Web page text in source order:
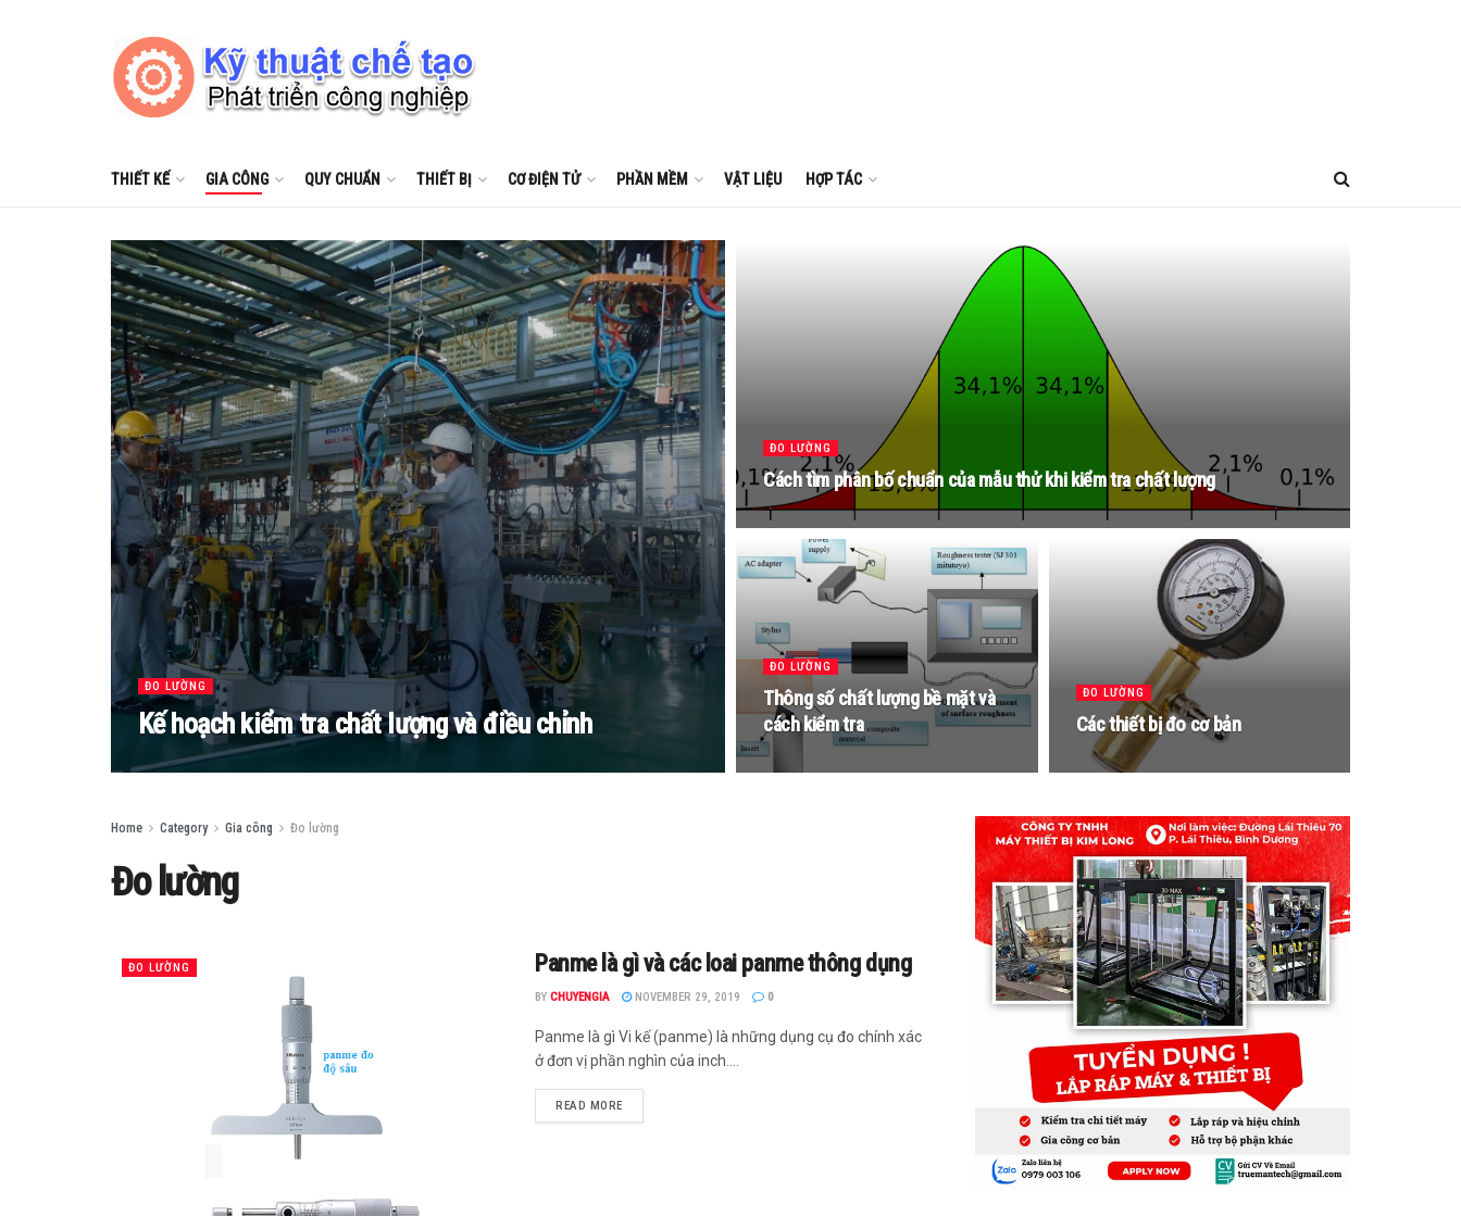
THIẾT KẾ GIA CÔNG QUY CHUẨN THIẾT BỊ CƠ ĐIỆN TỬ PHẦN MỀM VẬT LIỆU HỢP TÁC
ĐO LƯỜNG
Kế hoạch kiểm tra chất lượng và điều chỉnh
ĐO LƯỜNG
Cách tìm phân bố chuẩn của mẫu thử khi kiểm tra chất lượng
ĐO LƯỜNG
Thông số chất lượng bề mặt và
cách kiểm tra
ĐO LƯỜNG
Các thiết bị đo cơ bản
Home Category Gia công Đo lường
Đo lường
ĐO LƯỜNG Panme là gì và các loai panme thông dụng
BY CHUYENGIA NOVEMBER 29, 2019 0
Panme là gì Vi kế (panme) là những dụng cụ đo chính xác
ở đơn vị phần nghìn của inch....
READ MORE